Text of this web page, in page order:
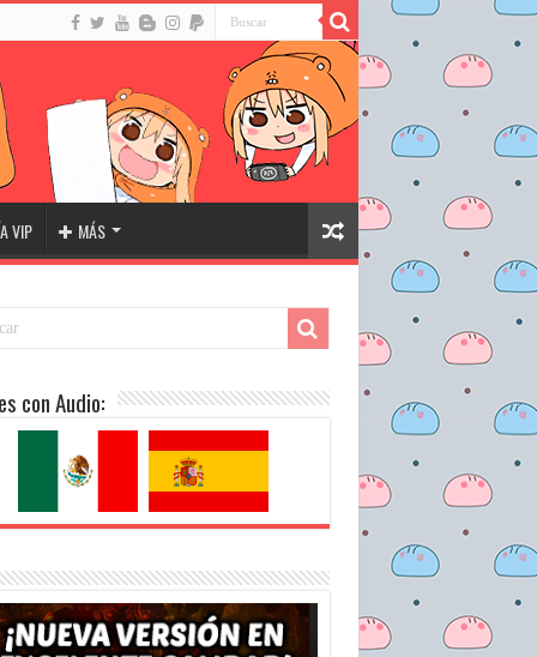
VIP MÁS
con Audio: